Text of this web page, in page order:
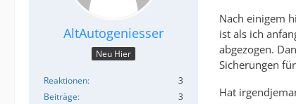
AltAutogeniesser
Neu Hier
Reaktionen
3
Beiträge
3
Nach einigem
ist als ich
abgezogen.
Sicherungen
Hat